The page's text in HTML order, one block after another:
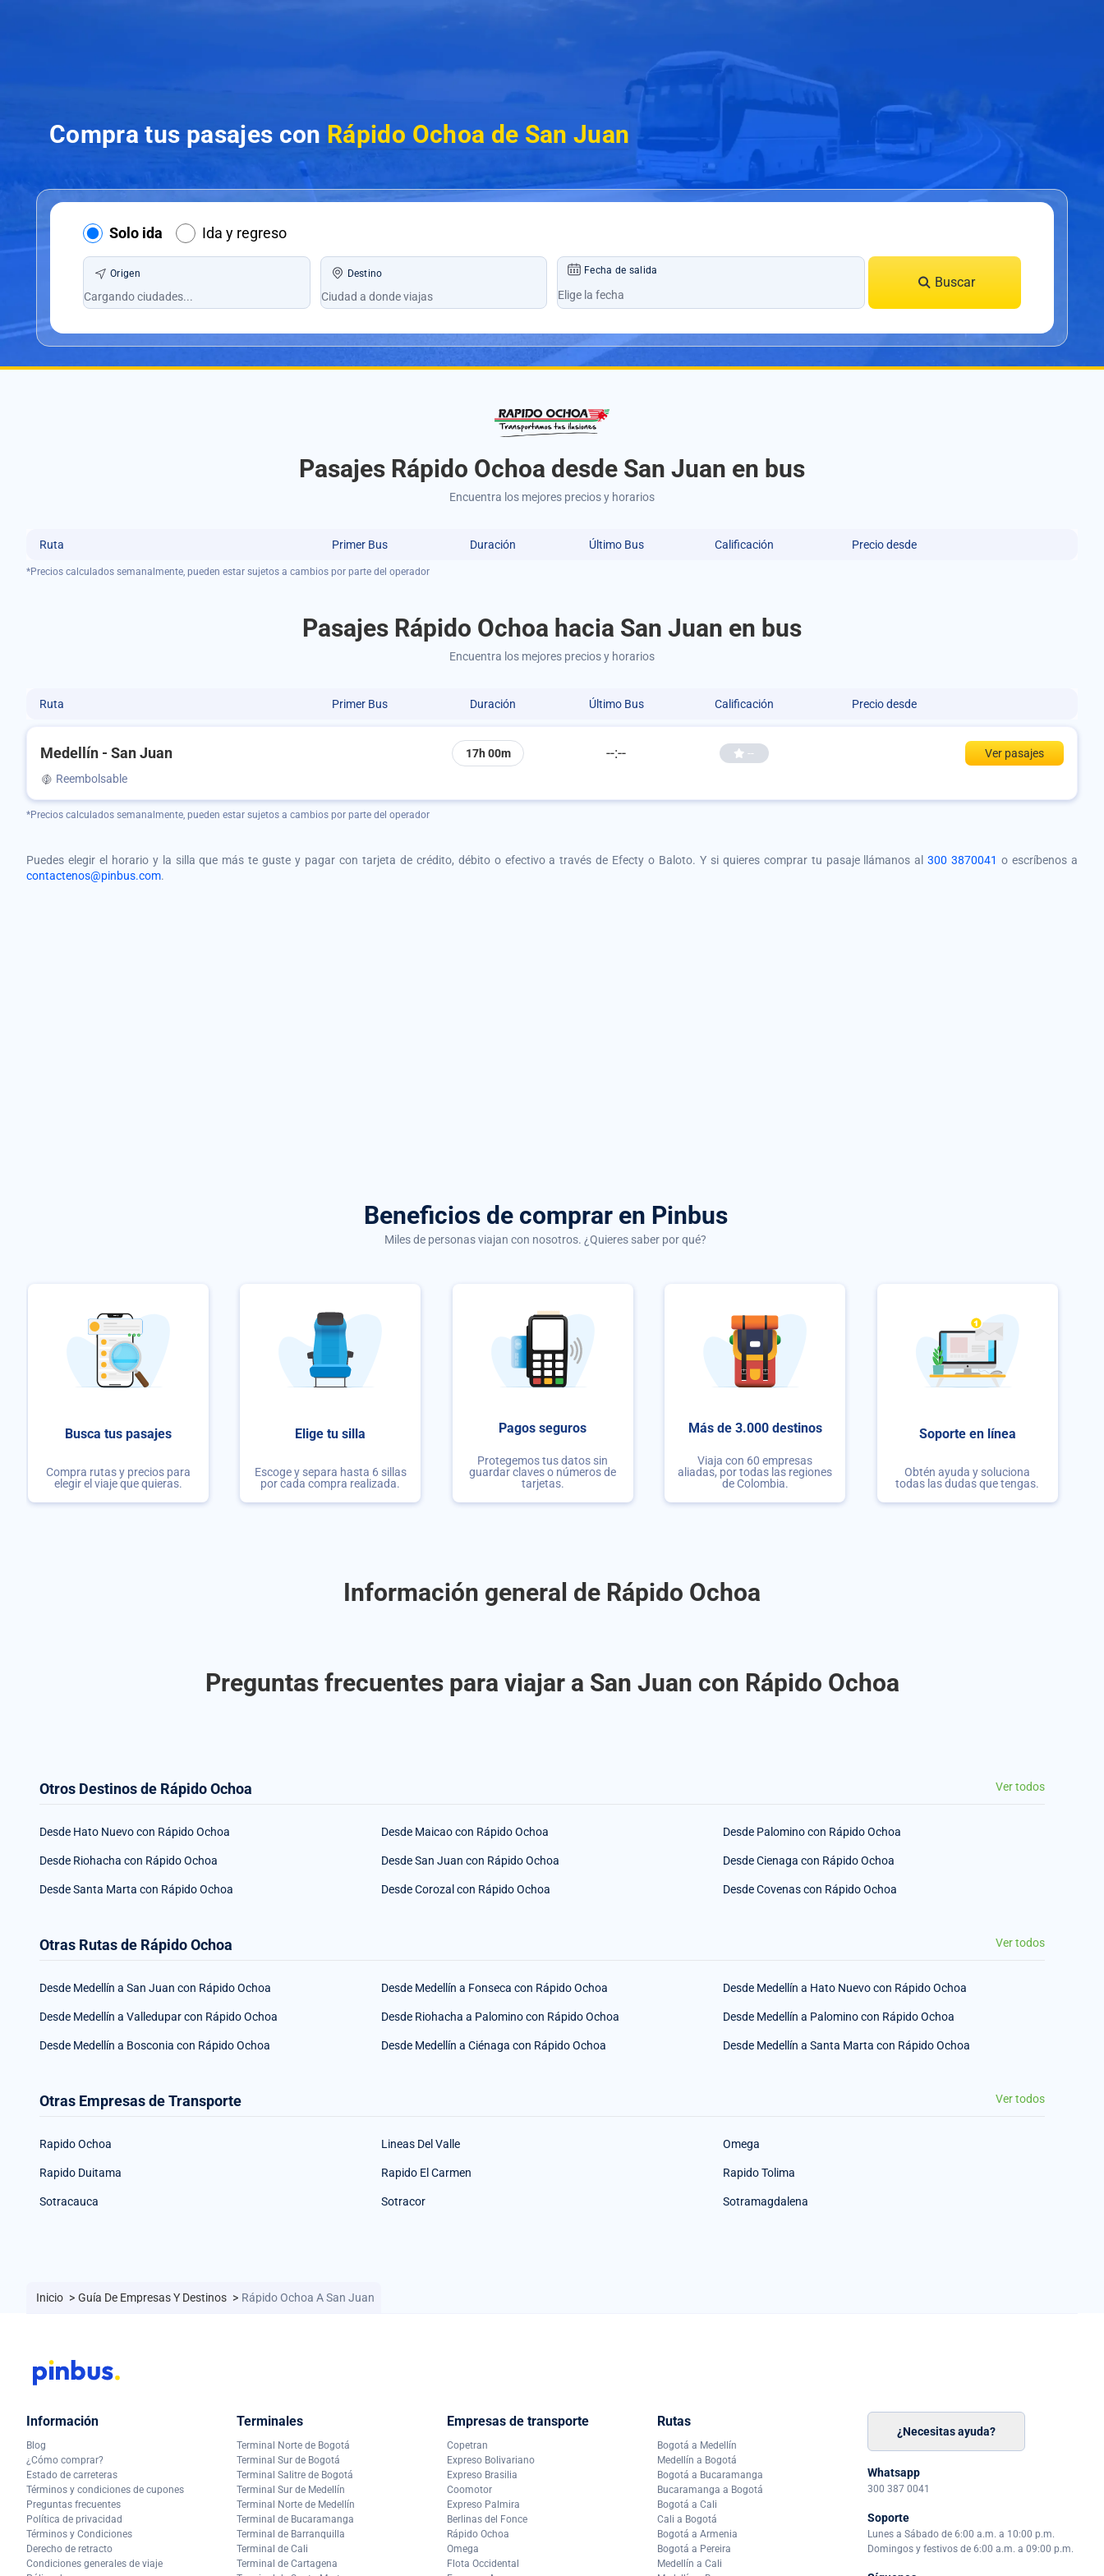
Compra tus pasajes con Rápido Ochoa de San Juan
Solo ida Ida y regreso
Origen Destino Fecha de salida
Buscar
Pasajes Rápido Ochoa desde San Juan en bus
Encuentra los mejores precios y horarios
Ruta Primer Bus Duración Último Bus Calificación Precio desde
*Precios calculados semanalmente, pueden estar sujetos a cambios por parte del operador
Pasajes Rápido Ochoa hacia San Juan en bus
Encuentra los mejores precios y horarios
Ruta Primer Bus Duración Último Bus Calificación Precio desde
Medellín - San Juan 17h 00m --:-- --
Ver pasajes
Reembolsable
*Precios calculados semanalmente, pueden estar sujetos a cambios por parte del operador
Puedes elegir el horario y la silla que más te guste y pagar con tarjeta de crédito, débito o efectivo a través de Efecty o Baloto. Y si quieres comprar tu pasaje llámanos al300 3870041 o escríbenos a
contactenos@pinbus.com.
Beneficios de comprar en Pinbus
Miles de personas viajan con nosotros. ¿Quieres saber por qué?
Busca tus pasajes
Compra rutas y precios para
elegir el viaje que quieras.
Elige tu silla
Escoge y separa hasta 6 sillas
por cada compra realizada.
Pagos seguros
Protegemos tus datos sin
guardar claves o números de
tarjetas.
Más de 3.000 destinos
Viaja con 60 empresas
aliadas, por todas las regiones
de Colombia.
Soporte en línea
Obtén ayuda y soluciona
todas las dudas que tengas.
Información general de Rápido Ochoa
Preguntas frecuentes para viajar a San Juan con Rápido Ochoa
Otros Destinos de Rápido Ochoa Ver todos
Desde Hato Nuevo con Rápido Ochoa Desde Maicao con Rápido Ochoa Desde Palomino con Rápido Ochoa
Desde Riohacha con Rápido Ochoa Desde San Juan con Rápido Ochoa Desde Cienaga con Rápido Ochoa
Desde Santa Marta con Rápido Ochoa Desde Corozal con Rápido Ochoa Desde Covenas con Rápido Ochoa
Otras Rutas de Rápido Ochoa Ver todos
Desde Medellín a San Juan con Rápido Ochoa Desde Medellín a Fonseca con Rápido Ochoa Desde Medellín a Hato Nuevo con Rápido Ochoa
Desde Medellín a Valledupar con Rápido Ochoa Desde Riohacha a Palomino con Rápido Ochoa Desde Medellín a Palomino con Rápido Ochoa
Desde Medellín a Bosconia con Rápido Ochoa Desde Medellín a Ciénaga con Rápido Ochoa Desde Medellín a Santa Marta con Rápido Ochoa
Otras Empresas de Transporte Ver todos
Rapido Ochoa Lineas Del Valle Omega
Rapido Duitama Rapido El Carmen Rapido Tolima
Sotracauca Sotracor Sotramagdalena
Inicio > Guía De Empresas Y Destinos > Rápido Ochoa A San Juan
Información
Blog
¿Cómo comprar?
Estado de carreteras
Términos y condiciones de cupones
Preguntas frecuentes
Política de privacidad
Términos y Condiciones
Derecho de retracto
Condiciones generales de viaje
Terminales
Terminal Norte de Bogotá
Terminal Sur de Bogotá
Terminal Salitre de Bogotá
Terminal Sur de Medellín
Terminal Norte de Medellín
Terminal de Bucaramanga
Terminal de Barranquilla
Terminal de Cali
Terminal de Cartagena
Empresas de transporte
Copetran
Expreso Bolivariano
Expreso Brasilia
Coomotor
Expreso Palmira
Berlinas del Fonce
Rápido Ochoa
Omega
Flota Occidental
Rutas
Bogotá a Medellín
Medellín a Bogotá
Bogotá a Bucaramanga
Bucaramanga a Bogotá
Bogotá a Cali
Cali a Bogotá
Bogotá a Armenia
Bogotá a Pereira
Medellín a Cali
¿Necesitas ayuda?
Whatsapp
300 387 0041
Soporte
Lunes a Sábado de 6:00 a.m. a 10:00 p.m.
Domingos y festivos de 6:00 a.m. a 09:00 p.m.